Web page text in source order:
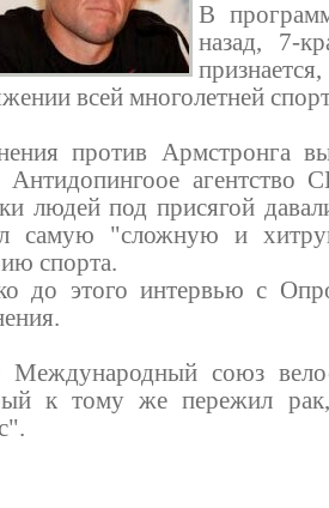
В
назад, 7-
всей многолетней
против Армстронга
Антидопингоое агентство
людей под присягой
самую "сложную и
спорта.
до этого интервью с
Международный союз
к тому же пережил